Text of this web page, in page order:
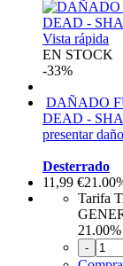
Vista rápida
EN STOCK
-33%
DAÑADO
DEAD -
presentar
Desterrado
11,99 €
Tarifa
21.00%
-